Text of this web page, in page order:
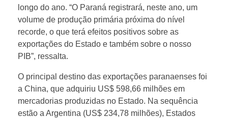
r
a
e
x
longo do ano. “O Paraná registrará, neste ano, um
volume de produção primária próxima do nível
recorde, o que terá efeitos positivos sobre as
exportações do Estado e também sobre o nosso
PIB”, ressalta.
O principal destino das exportações paranaenses foi
a China, que adquiriu US$ 598,66 milhões em
mercadorias produzidas no Estado. Na sequência
estão a Argentina (US$ 234,78 milhões), Estados